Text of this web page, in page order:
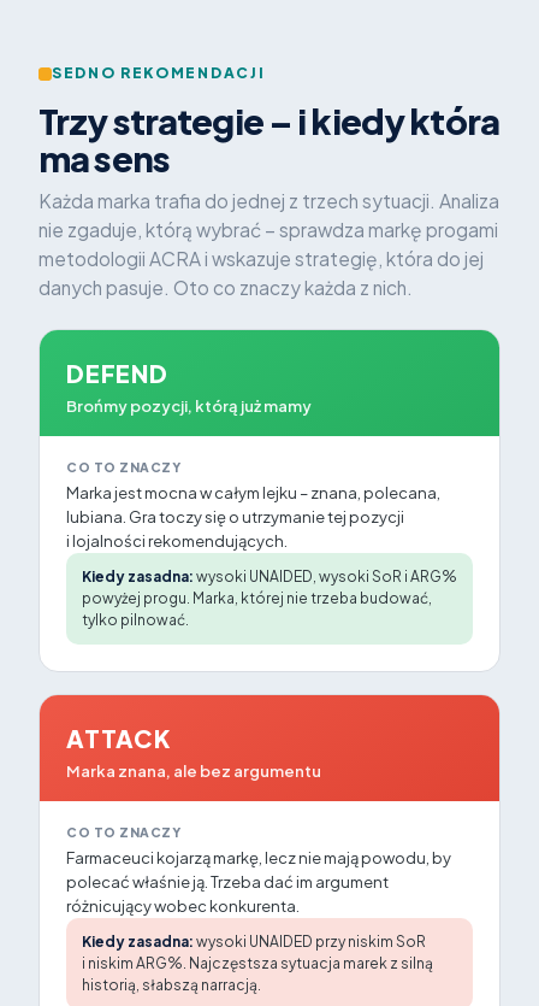
SEDNO REKOMENDACJI
Trzy strategie – i kiedy która
ma sens
Każda marka trafia do jednej z trzech sytuacji. Analiza
nie zgaduje, którą wybrać – sprawdza markę progami
metodologii ACRA i wskazuje strategię, która do jej
danych pasuje. Oto co znaczy każda z nich.
DEFEND
Brońmy pozycji, którą już mamy
CO TO ZNACZY
Marka jest mocna w całym lejku – znana, polecana,
lubiana. Gra toczy się o utrzymanie tej pozycji
i lojalności rekomendujących.
Kiedy zasadna: wysoki UNAIDED, wysoki SoR i ARG%
powyżej progu. Marka, której nie trzeba budować,
tylko pilnować.
ATTACK
Marka znana, ale bez argumentu
CO TO ZNACZY
Farmaceuci kojarzą markę, lecz nie mają powodu, by
polecać właśnie ją. Trzeba dać im argument
różnicujący wobec konkurenta.
Kiedy zasadna: wysoki UNAIDED przy niskim SoR
i niskim ARG%. Najczęstsza sytuacja marek z silną
historią, słabszą narracją.